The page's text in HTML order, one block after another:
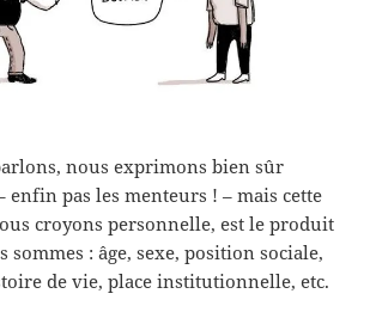
nous exprimons bien sûr
enfin pas les menteurs ! – mais cette
croyons personnelle, est le produit
sommes : âge, sexe, position sociale,
de vie, place institutionnelle, etc.